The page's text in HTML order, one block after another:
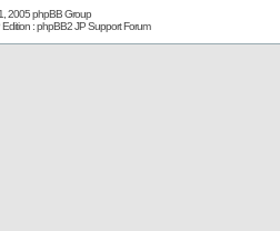
2005 phpBB Group
:phpBB2 JP Support Forum